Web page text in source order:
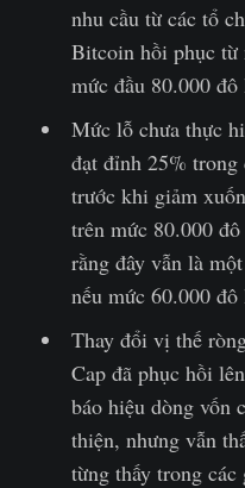
nhu cầu từ các tổ
Bitcoin hồi phục từ
mức đầu 80.000 đô
Mức lỗ chưa thực
đạt đỉnh 25%
trước khi giảm
trên mức 80.000
rằng đây vẫn là
nếu mức 60.000
Thay đổi vị thế
Cap đã phục hồi
báo hiệu dòng vốn
thiện, nhưng vẫn
từng thấy trong